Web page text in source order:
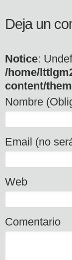
Deja un
Notice:
/home/
content/
Nombre
Email (no
Web
Comentario